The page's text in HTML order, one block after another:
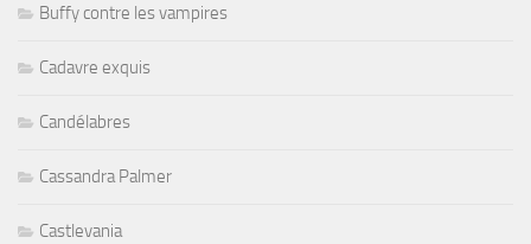
Buffy contre les vampires
Cadavre exquis
Candélabres
Cassandra Palmer
Castlevania